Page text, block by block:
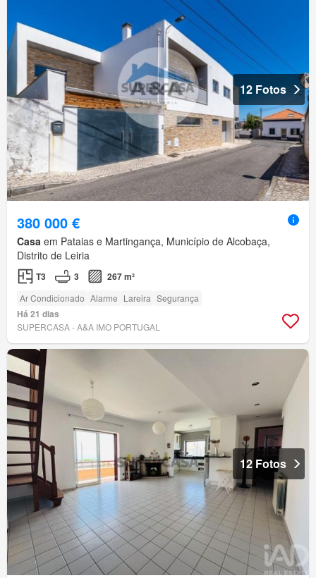
12 Fotos
380 000 €
Casa em Pataias e Martingança, Município de Alcobaça,
Distrito de Leiria
T3 3 267 m²
Ar Condicionado Alarme Lareira Segurança
Há 21 dias
SUPERCASA - A&A IMO PORTUGAL
12 Fotos